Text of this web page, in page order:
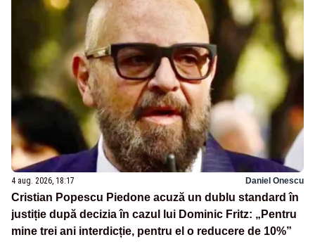
4 aug. 2026, 18:17 Daniel Onescu
Cristian Popescu Piedone acuză un dublu standard în
justiție după decizia în cazul lui Dominic Fritz: „Pentru
mine trei ani interdicție, pentru el o reducere de 10%”